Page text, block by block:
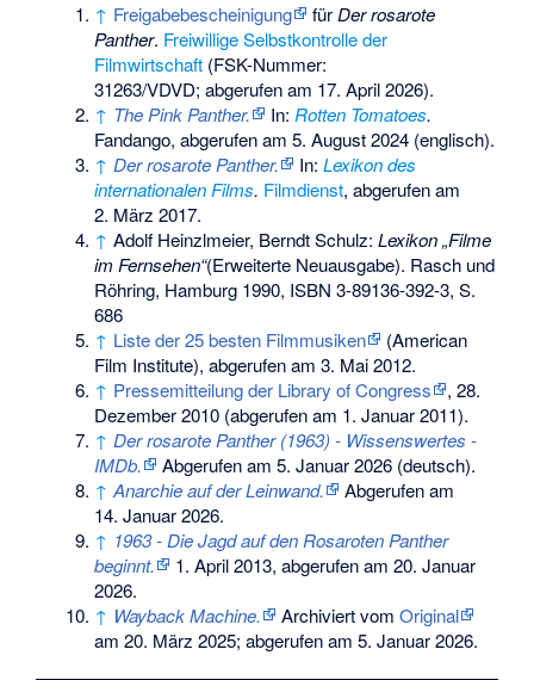
↑ Freigabebescheinigung fürDer rosarote
Panther. Freiwillige Selbstkontrolle der
Filmwirtschaft (FSK-Nummer:
31263/VDVD; abgerufen am 17. April 2026).
↑ The Pink Panther. In:Rotten Tomatoes.
Fandango, abgerufen am 5. August 2024 (englisch).
↑ Der rosarote Panther. In:Lexikon des
internationalen Films. Filmdienst, abgerufen am
2. März 2017.
↑ Adolf Heinzlmeier, Berndt Schulz:Lexikon „Filme
im Fernsehen“(Erweiterte Neuausgabe). Rasch und
Röhring, Hamburg 1990, ISBN 3-89136-392-3, S.
686
↑ Liste der 25 besten Filmmusiken
(American
Film Institute), abgerufen am 3. Mai 2012.
↑ Pressemitteilung der Library of Congress
, 28.
Dezember 2010 (abgerufen am 1. Januar 2011).
↑ Der rosarote Panther (1963) - Wissenswertes -
IMDb.
Abgerufen am 5. Januar 2026 (deutsch).
↑ Anarchie auf der Leinwand.
Abgerufen am
14. Januar 2026.
↑ 1963 - Die Jagd auf den Rosaroten Panther
beginnt.
1. April 2013, abgerufen am 20. Januar
2026.
↑ Wayback Machine. Archiviert vomOriginal
am20. März 2025; abgerufen am 5. Januar 2026.